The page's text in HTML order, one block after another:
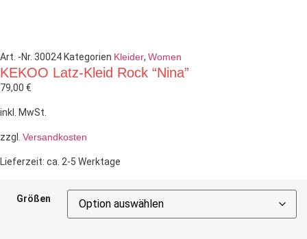
Art. -Nr. 30024 Kategorien Kleider, Women
KEKOO Latz-Kleid Rock “Nina”
79,00 €
inkl. MwSt.
zzgl. Versandkosten
Lieferzeit: ca. 2-5 Werktage
Größen